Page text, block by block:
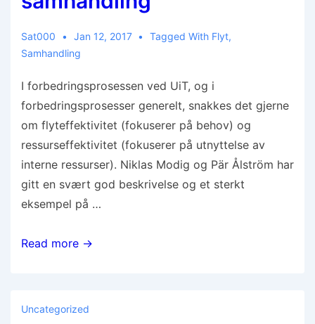
Sat000 Jan 12, 2017 Tagged With Flyt,
Samhandling
I forbedringsprosessen ved UiT, og i
forbedringsprosesser generelt, snakkes det gjerne
om flyteffektivitet (fokuserer på behov) og
ressurseffektivitet (fokuserer på utnyttelse av
interne ressurser). Niklas Modig og Pär Ålström har
gitt en svært god beskrivelse og et sterkt
eksempel på …
Read more →
Uncategorized